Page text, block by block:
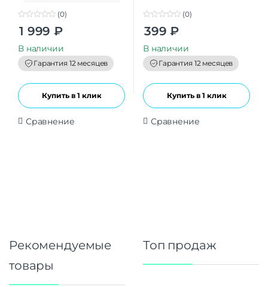
t
o
f
5
(0)
1 999 ₽
В наличии
Гарантия 12 месяцев
Купить в 1 клик
Сравнение
o
t
o
f
5
(0)
399 ₽
В наличии
Гарантия 12 месяцев
Купить в 1 клик
Сравнение
Рекомендуемые
товары
Топ продаж